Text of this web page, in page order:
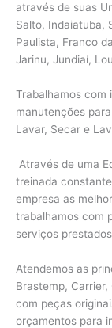
através de suas
Salto, Indaiatuba,
Paulista, Franco
Jarinu, Jundiaí,
Trabalhamos com
manutenções
Lavar, Secar e
Através de uma
treinada
empresa as
trabalhamos com
serviços
Atendemos as
Brastemp,
com peças
orçamentos para